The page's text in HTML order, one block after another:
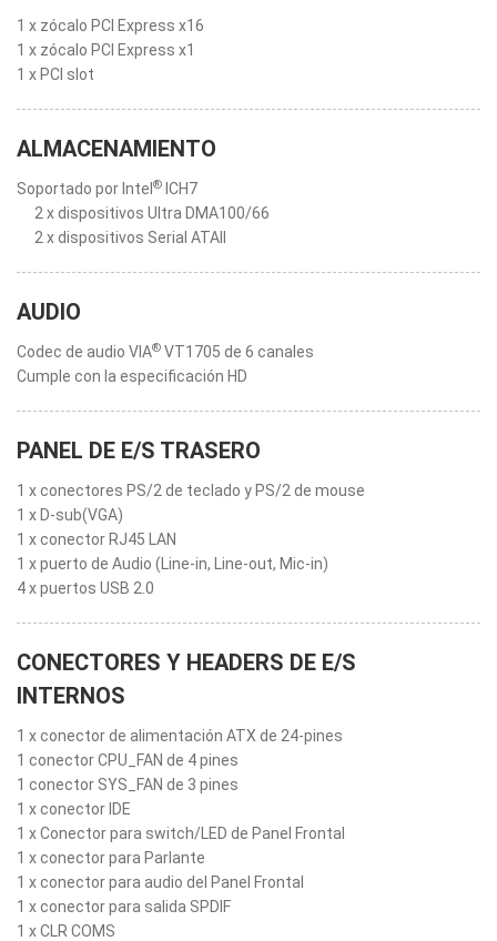
1 x zócalo PCI Express x16
1 x zócalo PCI Express x1
1 x PCI slot
ALMACENAMIENTO
Soportado por Intel ® ICH7
2 x dispositivos Ultra DMA100/66
2 x dispositivos Serial ATAII
AUDIO
Codec de audio VIA® VT1705 de 6 canales
Cumple con la especificación HD
PANEL DE E/S TRASERO
1 x conectores PS/2 de teclado y PS/2 de mouse
1 x D-sub(VGA)
1 x conector RJ45 LAN
1 x puerto de Audio (Line-in, Line-out, Mic-in)
4 x puertos USB 2.0
CONECTORES Y HEADERS DE E/S
INTERNOS
1 x conector de alimentación ATX de 24-pines
1 conector CPU_FAN de 4 pines
1 conector SYS_FAN de 3 pines
1 x conector IDE
1 x Conector para switch/LED de Panel Frontal
1 x conector para Parlante
1 x conector para audio del Panel Frontal
1 x conector para salida SPDIF
1 x CLR COMS